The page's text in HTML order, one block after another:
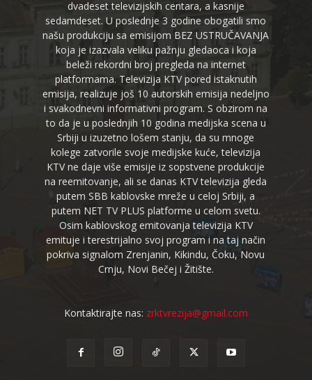
dvadeset televizijskih centara, a kasnije
sedamdeset. U poslednje 3 godine obogatili smo
našu produkciju sa emisijom BEZ USTRUČAVANJA
koja je izazvala veliku pažnju gledaoca i koja
beleži rekordni broj pregleda na internet
platformama. Televizija KTV pored istaknutih
emisija, realizuje još 10 autorskih emisija nedeljno
i svakodnevni informativni program. S obzirom na
to da je u poslednjih 10 godina medijska scena u
Srbiji u izuzetno lošem stanju, da su mnoge
kolege zatvorile svoje medijske kuće, televizija
KTV ne daje više emisije iz sopstvene produkcije
na reemitovanje, ali se danas KTV televizija gleda
putem SBB kablovske mreže u celoj Srbiji, a
putem NET TV PLUS platforme u celom svetu.
Osim kablovskog emitovanja televizija KTV
emituje i terestrijalno svoj program i na taj način
pokriva signalom Zrenjanin, Kikindu, Čoku, Novu
Crnju, Novi Bečej i Žitište.
Kontaktirajte nas: zrktvrezija@gmail.com